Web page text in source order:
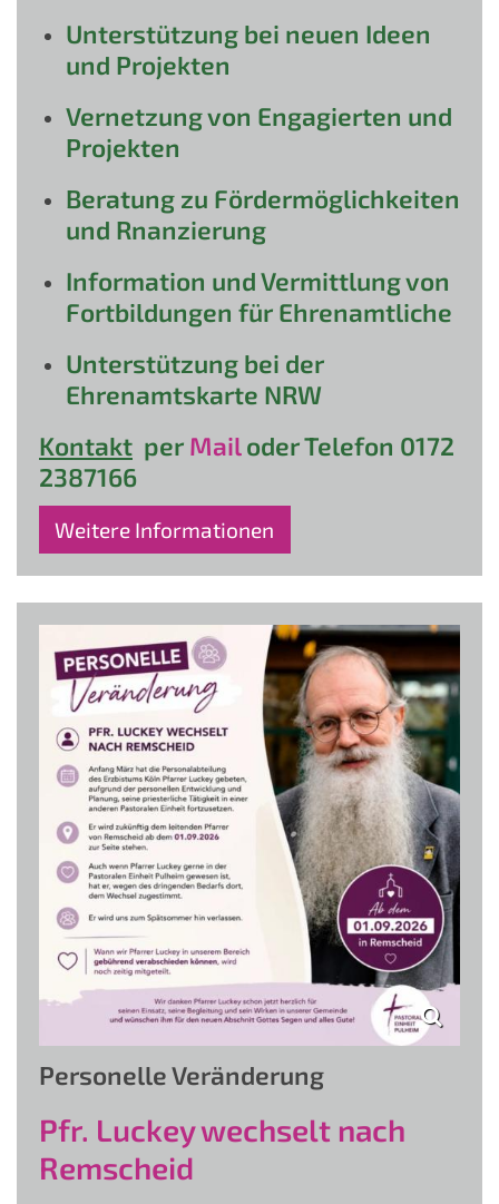
Unterstützung bei neuen Ideen
und Projekten
Vernetzung von Engagierten und
Projekten
Beratung zu Fördermöglichkeiten
und Rnanzierung
Information und Vermittlung von
Fortbildungen für Ehrenamtliche
Unterstützung bei der
Ehrenamtskarte NRW
Kontakt per Mail oder Telefon 0172
2387166
Weitere Informationen
Personelle Veränderung
Pfr. Luckey wechselt nach
Remscheid